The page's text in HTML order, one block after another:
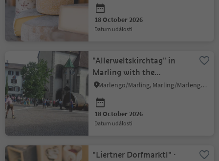
18 October 2026
datum události
"Allerweltskirchtag" in
Marling with the
"Weisenbläsern" and
Whip-Crackers
Marlengo/Marling, Marling/Marlengo, Meran/Merano and environs
18 October 2026
datum události
"Liertner Dorfmarktl" ·